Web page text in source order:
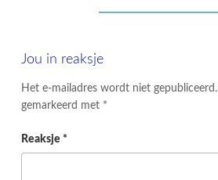
Jou in reaksje
Het e-mailadres wordt niet gepubliceerd.
gemarkeerd met *
Reaksje *